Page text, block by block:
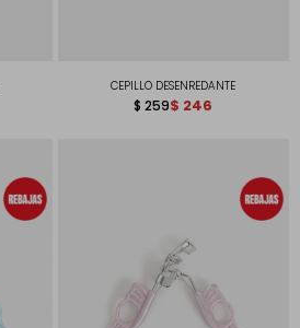
CEPILLO DESENREDANTE
$ 259$ 246